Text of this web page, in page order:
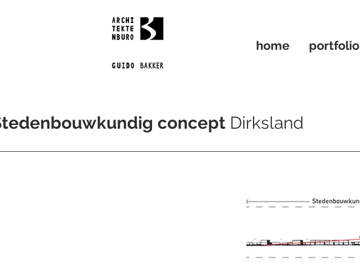
home portfolio
concept Dirksland